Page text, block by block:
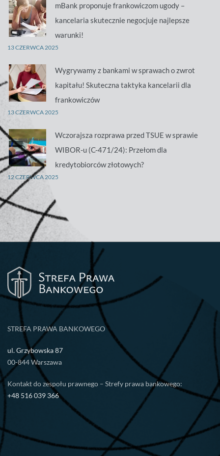
mBank proponuje frankowiczom ugody –
kancelaria skutecznie negocjuje najlepsze
warunki!
13 CZERWCA 2025
Wygrywamy z bankami w sprawach o zwrot
kapitału! Skuteczna taktyka kancelarii dla
frankowiczów
13 CZERWCA 2025
Wczorajsza rozprawa przed TSUE w sprawie
WIBOR-u (C-471/24): Przełom dla
kredytobiorców złotowych?
12 CZERWCA 2025
STREFA PRAWA BANKOWEGO
ul. Grzybowska 87
00-844 Warszawa
Kontakt do zespołu prawnego – Strefy prawa bankowego:
+48 516 039 366